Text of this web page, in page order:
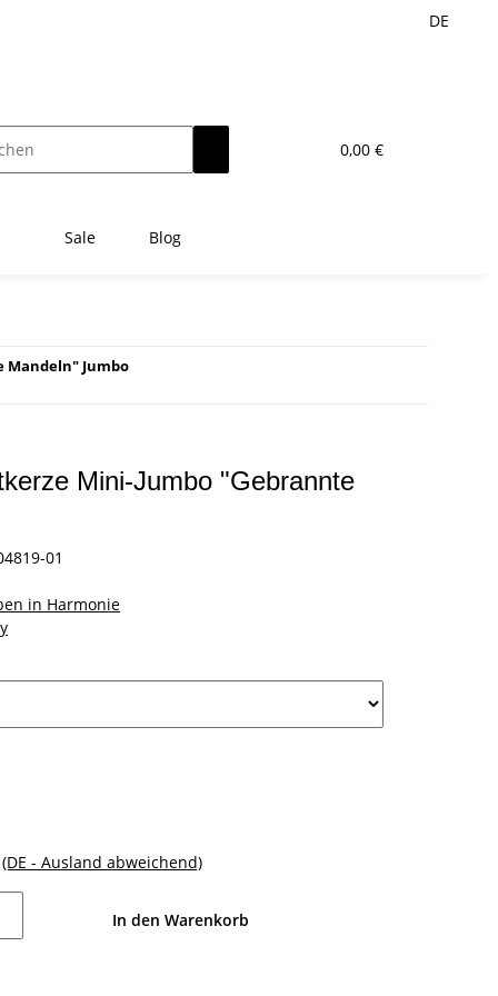
DE
0,00 €
Sale Blog
Mandeln" Jumbo
Mini-Jumbo "Gebrannte
01
in Harmonie
(DE - Ausland abweichend)
In den Warenkorb